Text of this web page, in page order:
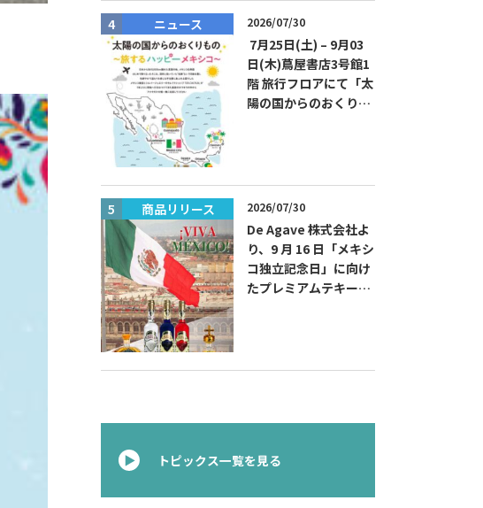
無料！
ニュース 2026/07/30
7月25日(土) – 9月03
日(木)蔦屋書店3号館1
階 旅行フロアにて「太
陽の国からのおくりも
商品リリース 2026/07/30
De Agave 株式会社よ
り、9 月 16 日「メキシ
コ独立記念日」に向け
たプレミアムテキーラ
トピックス一覧を見る